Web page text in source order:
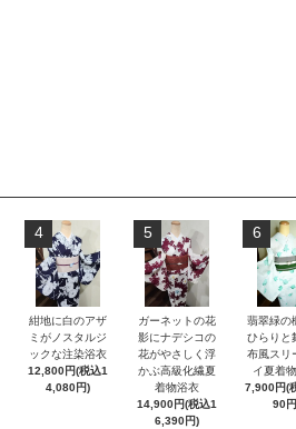
4
紺地に白のアザ
ミがノスタルジ
ックな注染浴衣
12,800円(税込1
4,080円)
5
ガーネットの花
影にナデシコの
花がやさしく浮
かぶ高級化繊夏
着物浴衣
14,900円(税込1
6,390円)
6
翡翠緑の
ひらりと
布風スリ
イ夏着
7,900円(
90